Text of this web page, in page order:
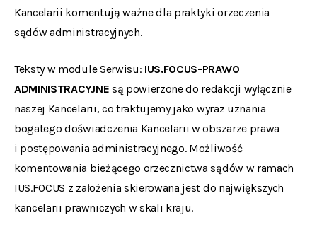
Kancelarii komentują ważne dla praktyki orzeczenia
sądów administracyjnych.
Teksty w module Serwisu: IUS.FOCUS-PRAWO
ADMINISTRACYJNE są powierzone do redakcji wyłącznie
naszej Kancelarii, co traktujemy jako wyraz uznania
bogatego doświadczenia Kancelarii w obszarze prawa
i postępowania administracyjnego. Możliwość
komentowania bieżącego orzecznictwa sądów w ramach
IUS.FOCUS z założenia skierowana jest do największych
kancelarii prawniczych w skali kraju.